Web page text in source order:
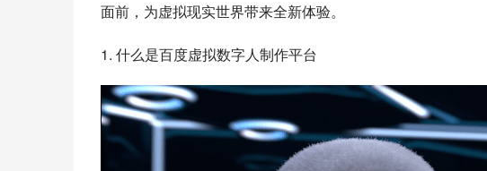
面前，为虚拟现实世界带来全新体验。
1. 什么是百度虚拟数字人制作平台